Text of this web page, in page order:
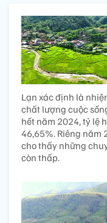
Lạn xác định là
chất lượng cuộc
hết năm 2024, tỷ lệ
46,65%. Riêng năm
cho thấy những
còn thấp.